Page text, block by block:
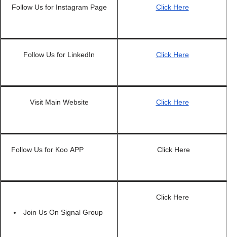
Follow Us for Instagram Page Click Here
Follow Us for LinkedIn Click Here
Visit Main Website Click Here
Follow Us for Koo APP Click Here
Join Us On Signal Group
Click Here